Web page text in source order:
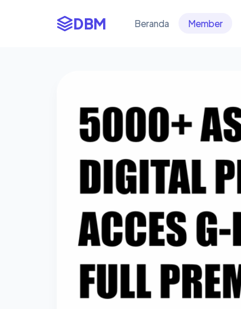
DBM Beranda Member